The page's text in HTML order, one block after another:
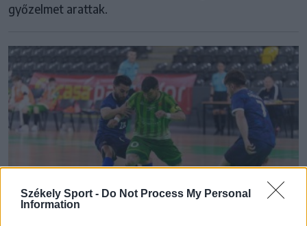
Székely Sport - Do Not Process My Personal
Information
győzelmet arattak.